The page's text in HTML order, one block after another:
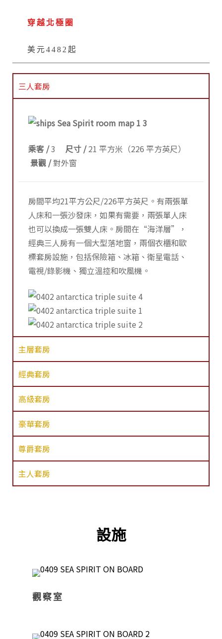
穿越北極圈
美元4482起
三人套房
乘客 /3 尺寸 /21 平方米（226 平方英尺）
景觀 /對外窗
房間平均21平方公尺/226平方英尺。有兩張單
人床和一張沙發床，如果有需要，兩張單人床
也可以換成一張雙人床。房間在“海洋層”，
經典三人房有一個大型落地窗，兩個衣櫃和歐
標套房設施，包括保險箱、冰箱、衛星電話、
電視/錄影機、獨立溫控和吹風機。
主層套房
經典套房
高級套房
豪華套房
尊爵套房
主人套房
設施
觀察室